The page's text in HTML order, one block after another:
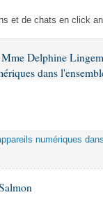
et de chats en click
Delphine
dans
numériques